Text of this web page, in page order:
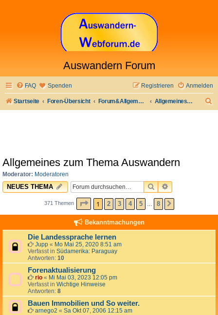
Auswandern Forum
FAQ Spenden Anmelden
Registrieren
Startseite Foren-Übersicht Forum&Allgemeines Allgemeines zum Thema Auswandern
Allgemeines zum Thema Auswandern
Moderator: Moderatoren
NEUES THEMA SUCHEERWEITERTE
371 Themen SEITE1 VON8
1 2 3 4 5 8
Bekanntmachungen
Die Landessprache lernen
Jupp « Mo Mai 25, 2020 8:51 am
Verfasst in Südamerika: Paraguay
Antworten: 10
Forenaktualisierung
rio « Mi Mai 03, 2023 12:05 pm
Verfasst in Wichtige Hinweise
Antworten: 8
Bauen Immobilien und So weiter.
arnego2 « Sa Okt 07, 2006 12:15 am